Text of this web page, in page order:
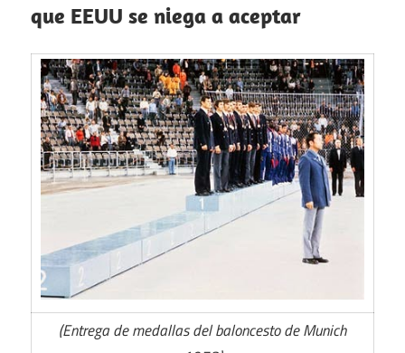
que EEUU se niega a aceptar
(Entrega de medallas del baloncesto de Munich